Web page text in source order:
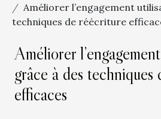
Améliorer l’engagement
techniques de réécriture
Améliorer
grâce à des
efficaces